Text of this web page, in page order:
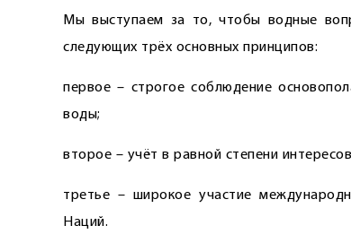
Мы выступаем за то, чтобы вод­ные
следующих трёх основных принципов:
первое – строгое соблюдение
воды;
второе – учёт в равной степени
третье – широкое участие
Наций.